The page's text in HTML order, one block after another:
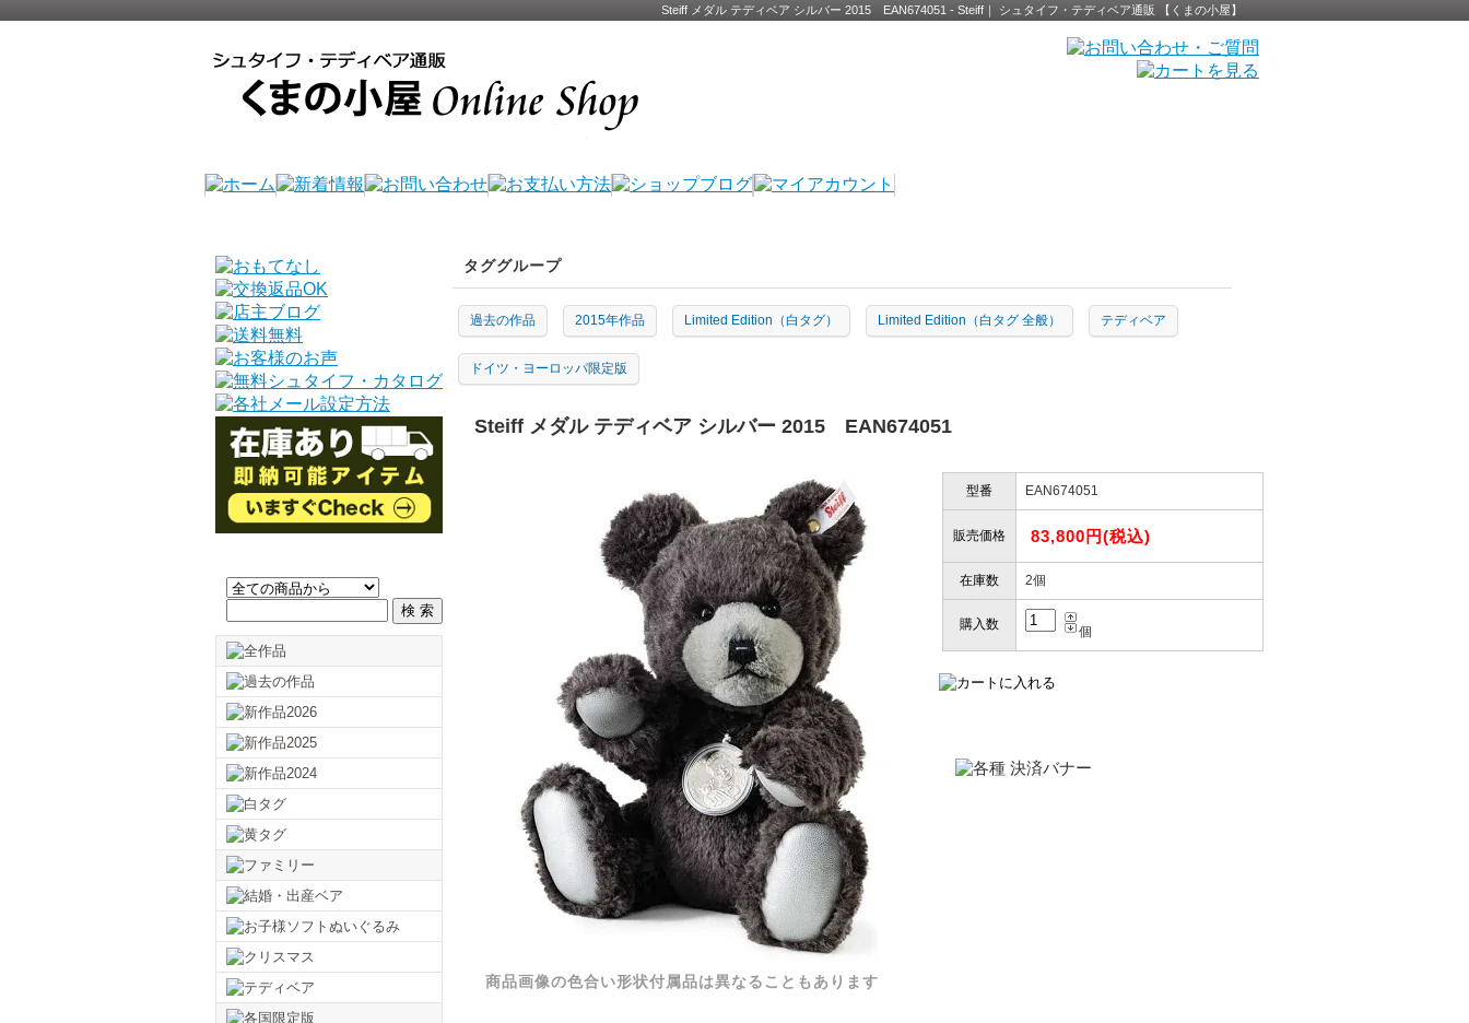
Steiff メダル テディベア シルバー 2015 EAN674051 - Steiff｜ シュタイフ・テディベア通販 【くまの小屋】
タググループ
過去の作品 2015年作品 Limited Edition（白タグ） Limited Edition（白タグ 全般） テディベア
ドイツ・ヨーロッパ限定版
Steiff メダル テディベア シルバー 2015 EAN674051
商品画像の色合い形状付属品は異なることもあります
型番 EAN674051
販売価格 83,800円(税込)
在庫数 2個
購入数 個